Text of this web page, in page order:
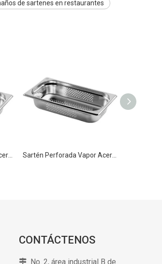
de sartenes en restaurantes
CONTÁCTENOS
 No. 2, área industrial B de